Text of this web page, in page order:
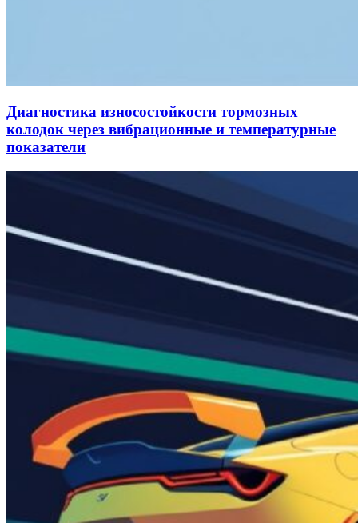
Диагностика износостойкости тормозных
колодок через вибрационные и температурные
показатели